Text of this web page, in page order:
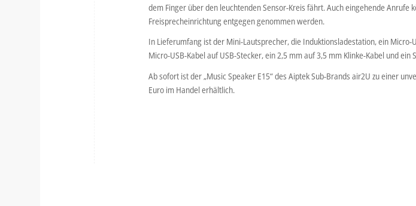
dem Finger über den leuchtenden Sensor-Kreis fährt. Auch eingehende Anrufe
Freisprecheinrichtung entgegen genommen werden.
In Lieferumfang ist der Mini-Lautsprecher, die Induktionsladestation, ein Micro-
Micro-USB-Kabel auf USB-Stecker, ein 2,5 mm auf 3,5 mm Klinke-Kabel und ein
Ab sofort ist der „Music Speaker E15“ des Aiptek Sub-Brands air2U zu einer
Euro im Handel erhältlich.